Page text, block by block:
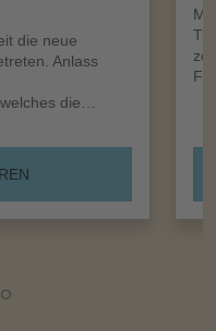
die neue
Anlass
die…